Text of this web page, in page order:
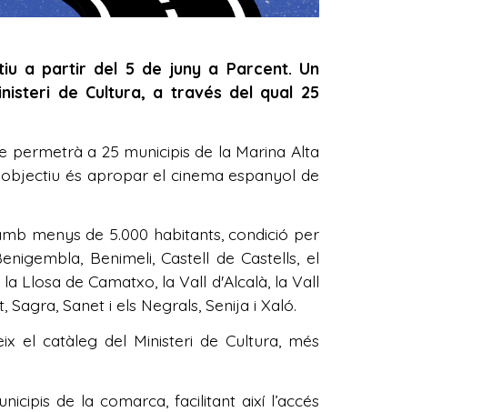
a partir del 5 de juny a Parcent. Un
de Cultura, a través del qual 25
permetrà a 25 municipis de la Marina Alta
és apropar el cinema espanyol de
menys de 5.000 habitants, condició per
Benimeli, Castell de Castells, el
Llosa de Camatxo, la Vall d'Alcalà, la Vall
Sanet i els Negrals, Senija i Xaló.
el catàleg del Ministeri de Cultura, més
de la comarca, facilitant així l’accés